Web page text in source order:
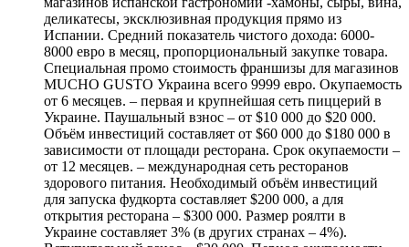
деликатесы, эксклюзивная продукция прямо из
Испании. Средний показатель чистого дохода: 6000-
8000 евро в месяц, пропорциональный закупке товара.
Специальная промо стоимость франшизы для магазинов
MUCHO GUSTO Украина всего 9999 евро. Окупаемость
от 6 месяцев. – первая и крупнейшая сеть пиццерий в
Украине. Паушальный взнос – от $10 000 до $20 000.
Объём инвестиций составляет от $60 000 до $180 000 в
зависимости от площади ресторана. Cрок окупаемости –
от 12 месяцев. – международная сеть ресторанов
здорового питания. Необходимый объём инвестиций
для запуска фудкорта составляет $200 000, а для
открытия ресторана – $300 000. Размер роялти в
Украине составляет 3% (в других странах – 4%).